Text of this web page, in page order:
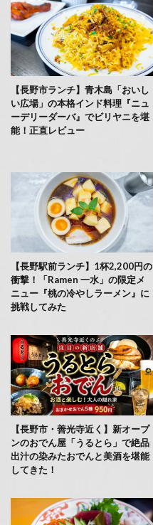
【長野市ランチ】青木島「おいし
い広場」の本格インド料理『ニュ
ーデリーダーバ』でビリヤニを堪
能！正直レビュー
【長野駅前ランチ】1杯2,200円の
衝撃！「Ramen 一水」の限定メ
ニュー『桃の冷やしラーメン』に
挑戦してみた
【長野市・善光寺近く】新オープ
ンのおでん屋「うるとら」で絶品
出汁の染みたおでんと美酒を堪能
してきた！